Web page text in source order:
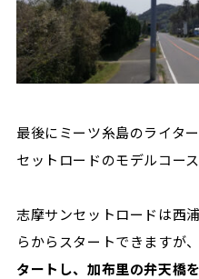
最後にミーツ糸島のライタ
セットロードのモデルコー
志摩サンセットロードは西
らからスタートできますが、
タートし、加布里の弁天橋